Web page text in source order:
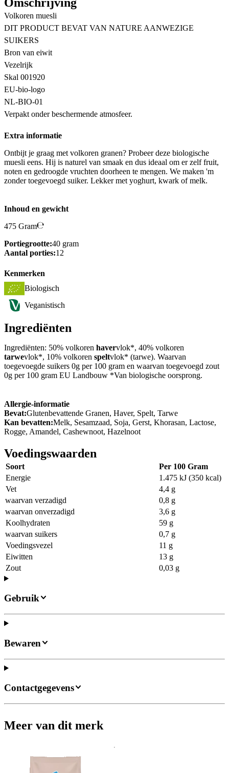
Volkoren muesli
DIT PRODUCT BEVAT VAN NATURE AANWEZIGE
SUIKERS
Bron van eiwit
Vezelrijk
Skal 001920
EU-bio-logo
NL-BIO-01
Verpakt onder beschermende atmosfeer.
Extra informatie
Ontbijt je graag met volkoren granen? Probeer deze biologische
muesli eens. Hij is naturel van smaak en dus ideaal om er zelf fruit,
noten en gedroogde vruchten doorheen te mengen. We maken 'm
zonder toegevoegd suiker. Lekker met yoghurt, kwark of melk.
Inhoud en gewicht
475 Gram
Portiegrootte:40 gram
Aantal porties:12
Kenmerken
Biologisch
Veganistisch
Ingrediënten
Ingrediënten: 50% volkoren havervlok*, 40% volkoren
tarwevlok*, 10% volkoren speltvlok* (tarwe). Waarvan
toegevoegde suikers 0g per 100 gram en waarvan toegevoegd zout
0g per 100 gram EU Landbouw *Van biologische oorsprong.
Allergie-informatie
Bevat:Glutenbevattende Granen, Haver, Spelt, Tarwe
Kan bevatten:Melk, Sesamzaad, Soja, Gerst, Khorasan, Lactose,
Rogge, Amandel, Cashewnoot, Hazelnoot
Voedingswaarden
Soort
Per 100 Gram
Energie
1.475 kJ (350 kcal)
Vet
4,4 g
waarvan verzadigd
0,8 g
waarvan onverzadigd
3,6 g
Koolhydraten
59 g
waarvan suikers
0,7 g
Voedingsvezel
11 g
Eiwitten
13 g
Zout
0,03 g
Gebruik
Bewaren
Contactgegevens
Meer van dit merk